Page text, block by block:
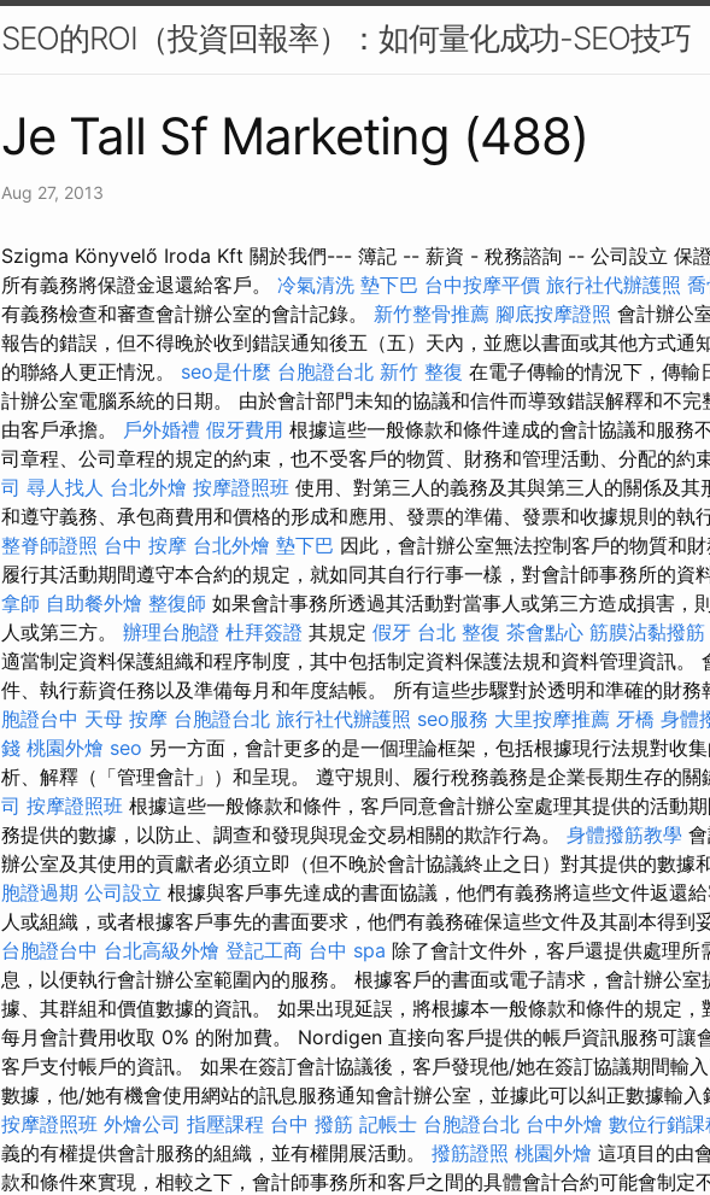
SEO的ROI（投資回報率）：如何量化成功-SEO技巧
Je Tall Sf Marketing (488)
Aug 27, 2013
Szigma Könyvelő Iroda Kft 關於我們--- 簿記 -- 薪資 - 稅務諮詢 -- 公司設立 保
所有義務將保證金退還給客戶。 冷氣清洗 墊下巴 台中按摩平價 旅行社代辦護照 喬
有義務檢查和審查會計辦公室的會計記錄。 新竹整骨推薦 腳底按摩證照 會計辦公
報告的錯誤，但不得晚於收到錯誤通知後五（五）天內，並應以書面或其他方式通
的聯絡人更正情況。 seo是什麼 台胞證台北 新竹 整復 在電子傳輸的情況下，傳輸
計辦公室電腦系統的日期。 由於會計部門未知的協議和信件而導致錯誤解釋和不完
由客戶承擔。 戶外婚禮 假牙費用 根據這些一般條款和條件達成的會計協議和服務
司章程、公司章程的規定的約束，也不受客戶的物質、財務和管理活動、分配的約
司 尋人找人 台北外燴 按摩證照班 使用、對第三人的義務及其與第三人的關係及其
和遵守義務、承包商費用和價格的形成和應用、發票的準備、發票和收據規則的執
整脊師證照 台中 按摩 台北外燴 墊下巴 因此，會計辦公室無法控制客戶的物質和
履行其活動期間遵守本合約的規定，就如同其自行行事一樣，對會計師事務所的資
拿師 自助餐外燴 整復師 如果會計事務所透過其活動對當事人或第三方造成損害，
人或第三方。 辦理台胞證 杜拜簽證 其規定 假牙 台北 整復 茶會點心 筋膜沾黏撥筋
適當制定資料保護組織和程序制度，其中包括制定資料保護法規和資料管理資訊。
件、執行薪資任務以及準備每月和年度結帳。 所有這些步驟對於透明和準確的財務
胞證台中 天母 按摩 台胞證台北 旅行社代辦護照 seo服務 大里按摩推薦 牙橋 身體
錢 桃園外燴 seo 另一方面，會計更多的是一個理論框架，包括根據現行法規對收
析、解釋（「管理會計」）和呈現。 遵守規則、履行稅務義務是企業長期生存的關
司 按摩證照班 根據這些一般條款和條件，客戶同意會計辦公室處理其提供的活動
務提供的數據，以防止、調查和發現與現金交易相關的欺詐行為。 身體撥筋教學
辦公室及其使用的貢獻者必須立即（但不晚於會計協議終止之日）對其提供的數據
胞證過期 公司設立 根據與客戶事先達成的書面協議，他們有義務將這些文件返還
人或組織，或者根據客戶事先的書面要求，他們有義務確保這些文件及其副本得到
台胞證台中 台北高級外燴 登記工商 台中 spa 除了會計文件外，客戶還提供處理所
息，以便執行會計辦公室範圍內的服務。 根據客戶的書面或電子請求，會計辦公室
據、其群組和價值數據的資訊。 如果出現延誤，將根據本一般條款和條件的規定，
每月會計費用收取 0% 的附加費。 Nordigen 直接向客戶提供的帳戶資訊服務可讓
客戶支付帳戶的資訊。 如果在簽訂會計協議後，客戶發現他/她在簽訂協議期間輸
數據，他/她有機會使用網站的訊息服務通知會計辦公室，並據此可以糾正數據輸
按摩證照班 外燴公司 指壓課程 台中 撥筋 記帳士 台胞證台北 台中外燴 數位行銷課
義的有權提供會計服務的組織，並有權開展活動。 撥筋證照 桃園外燴 這項目的由
款和條件來實現，相較之下，會計師事務所和客戶之間的具體會計合約可能會制定